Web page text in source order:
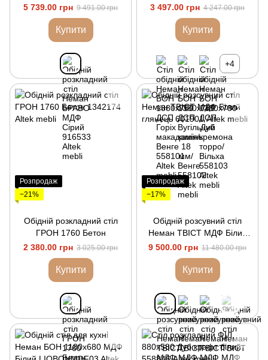
5 739.00 грн 9 491.00 грн
Купити
3 497.00 грн 4 247.00 грн
Купити
+4
Розпродаж
−21%
Обідній розкладний стіл
ГРОН 1760 Бетон
2 380.00 грн 3 025.00 грн
Купити
Розпродаж
−17%
Обідній розсувний стіл
Неман ТВІСТ МДФ Білий
глянець
9 500.00 грн 11 480.00 грн
Купити